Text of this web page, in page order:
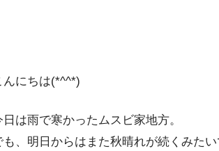
んにちは(*^^*)
日は雨で寒かったムスビ家地方。
も、明日からはまた秋晴れが続くみた